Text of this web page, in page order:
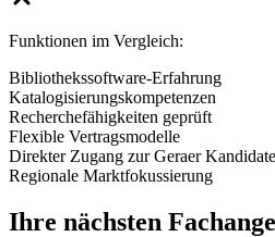
Funktionen im Vergleich:
Bibliothekssoftware-Erfahrung
Katalogisierungskompetenzen
Recherchefähigkeiten geprüft
Flexible Vertragsmodelle
Direkter Zugang zur Geraer
Regionale Marktfokussierung
Ihre nächsten